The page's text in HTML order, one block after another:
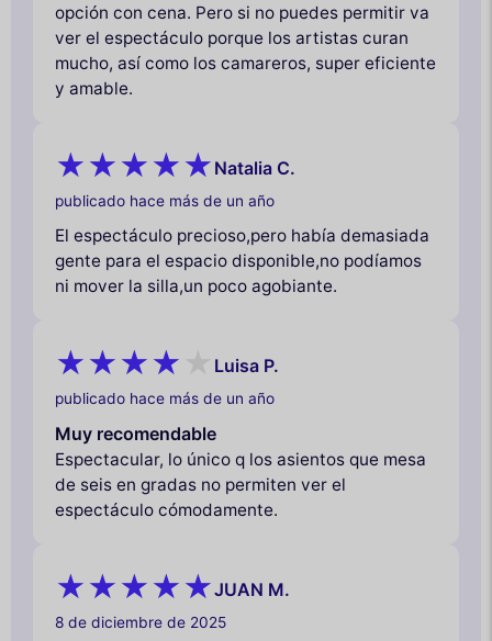
opción con cena. Pero si no puedes permitir va
ver el espectáculo porque los artistas curan
mucho, así como los camareros, super eficiente
y amable.
Natalia C.
publicado hace más de un año
El espectáculo precioso,pero había demasiada
gente para el espacio disponible,no podíamos
ni mover la silla,un poco agobiante.
Luisa P.
publicado hace más de un año
Muy recomendable
Espectacular, lo único q los asientos que mesa
de seis en gradas no permiten ver el
espectáculo cómodamente.
JUAN M.
8 de diciembre de 2025